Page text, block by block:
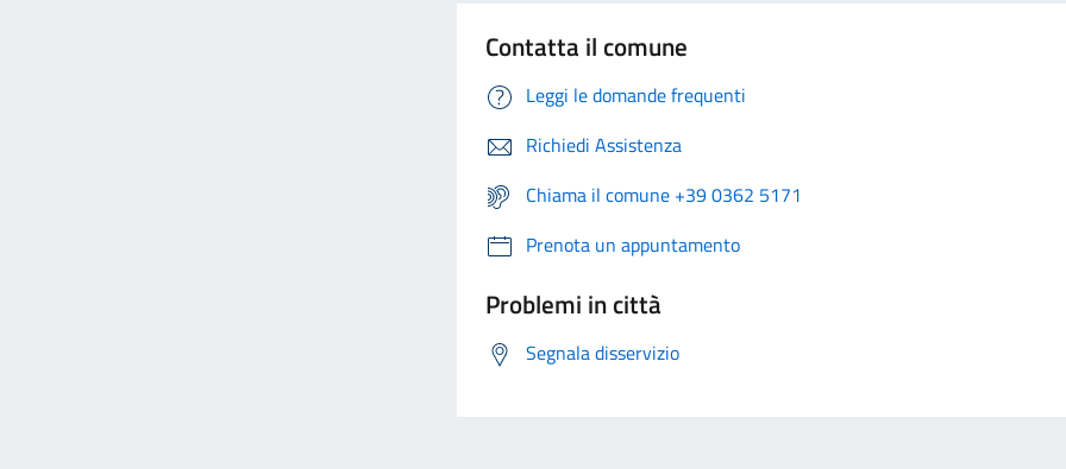
Contatta il comune
Leggi le domande frequenti
Richiedi Assistenza
Chiama il comune +39 0362 5171
Prenota un appuntamento
Problemi in città
Segnala disservizio